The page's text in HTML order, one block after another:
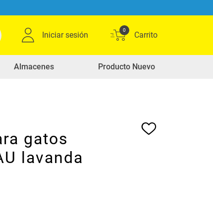
Iniciar sesión
0
Almacenes Producto Nuevo
gatos
lavanda